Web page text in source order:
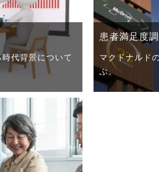
代背景について
患者満足度
マクドナルド
ぶ。